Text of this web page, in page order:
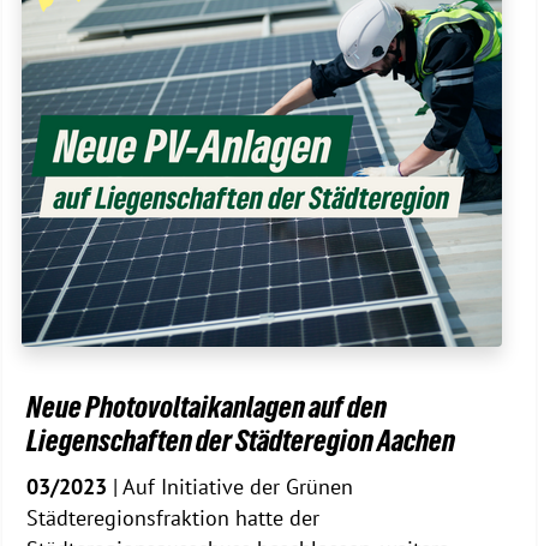
Neue Photovoltaikanlagen auf den
Liegenschaften der Städteregion Aachen
03/2023 | Auf Initiative der Grünen
Städteregionsfraktion hatte der